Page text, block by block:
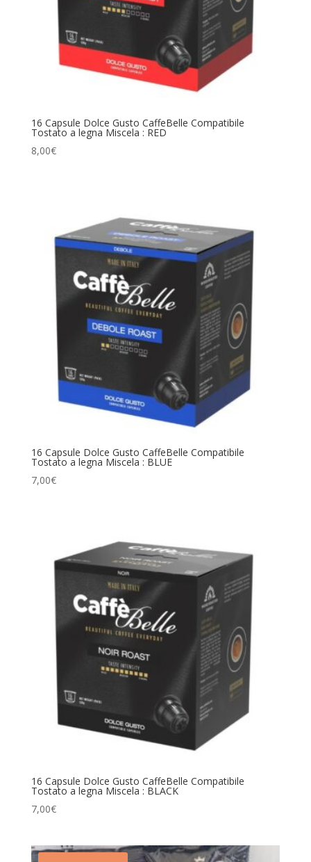
16 Capsule Dolce Gusto CaffeBelle Compatibile
Tostato a legna Miscela : RED
8,00€
16 Capsule Dolce Gusto CaffeBelle Compatibile
Tostato a legna Miscela : BLUE
7,00€
16 Capsule Dolce Gusto CaffeBelle Compatibile
Tostato a legna Miscela : BLACK
7,00€